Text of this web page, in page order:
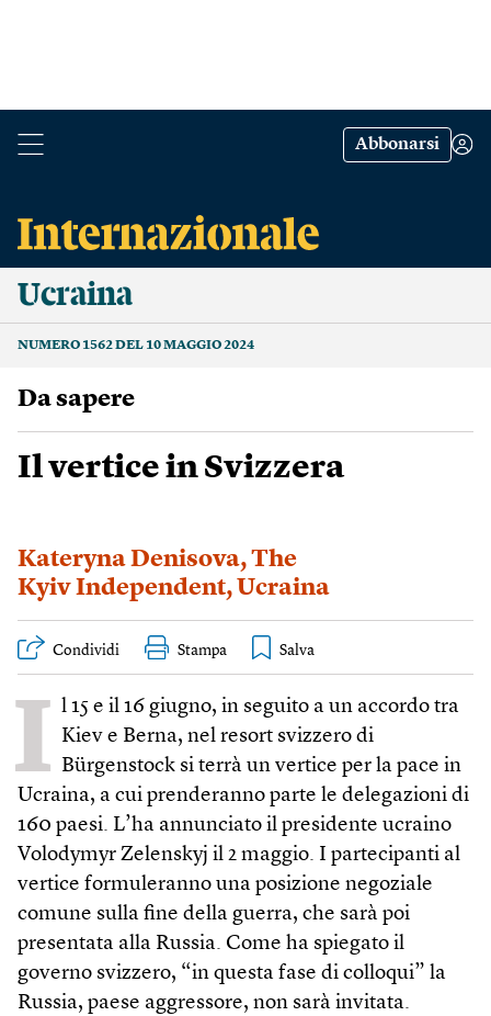
Abbonarsi
Ucraina
NUMERO 1562 DEL 10 MAGGIO 2024
Da sapere
Il vertice in Svizzera
Kateryna Denisova,The
Kyiv Independent,Ucraina
Condividi Stampa
I l 15 e il 16 giugno, in seguito a un accordo tra
Kiev e Berna, nel resort svizzero di
Bürgenstock si terrà un vertice per la pace in
Ucraina, a cui prenderanno parte le delegazioni di
160 paesi. L’ha annunciato il presidente ucraino
Volodymyr Zelenskyj il 2 maggio. I partecipanti al
vertice formuleranno una posizione negoziale
comune sulla fine della guerra, che sarà poi
presentata alla Russia. Come ha spiegato il
governo svizzero, “in questa fase di colloqui” la
Russia, paese aggressore, non sarà invitata.